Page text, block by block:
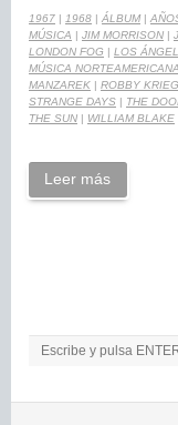
1967 | 1968 | ÁLBUM |
MÚSICA | JIM MORRISON |
LONDON FOG | LOS
MÚSICA NORTEAMERICANA
MANZAREK | ROBBY
STRANGE DAYS | THE
THE SUN | WILLIAM BLAKE
Leer más